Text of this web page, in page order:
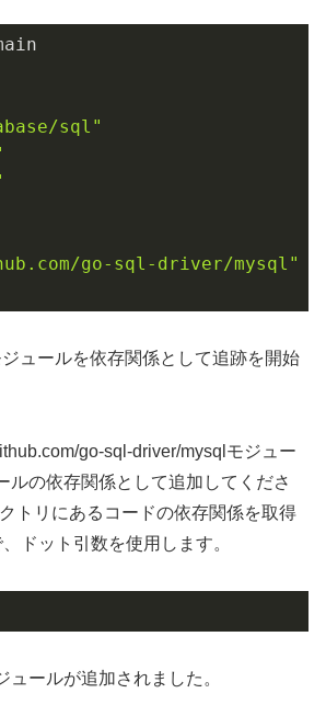
sql"
go-sql-driver/mysql"
ュールを依存関係として追跡を開始
go-sql-driver/mysqlモジュー
ルの依存関係として追加してくださ
トリにあるコードの依存関係を取得
ドット引数を使用します。
ュールが追加されました。